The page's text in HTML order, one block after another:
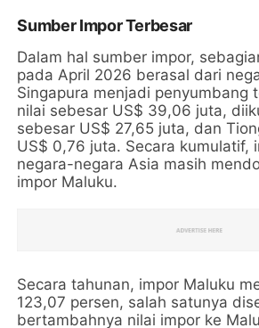
Sumber Impor Terbesar
Dalam hal sumber impor,
pada April 2026 berasal dari
Singapura menjadi penyumbang
nilai sebesar US$ 39,06 juta,
sebesar US$ 27,65 juta, dan
US$ 0,76 juta. Secara kumulatif,
negara-negara Asia masih
impor Maluku.
Secara tahunan, impor Maluku
123,07 persen, salah satunya
bertambahnya nilai impor ke